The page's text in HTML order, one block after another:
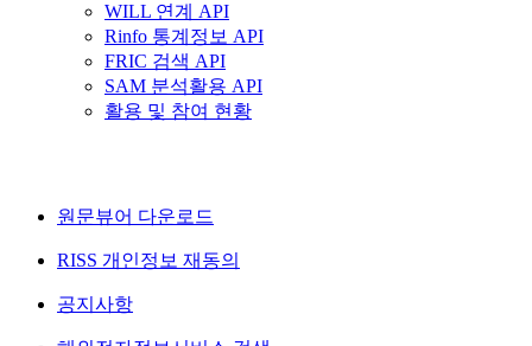
WILL 연계 API
Rinfo 통계정보 API
FRIC 검색 API
SAM 분석활용 API
활용 및 참여 현황
원문뷰어 다운로드
RISS 개인정보 재동의
공지사항